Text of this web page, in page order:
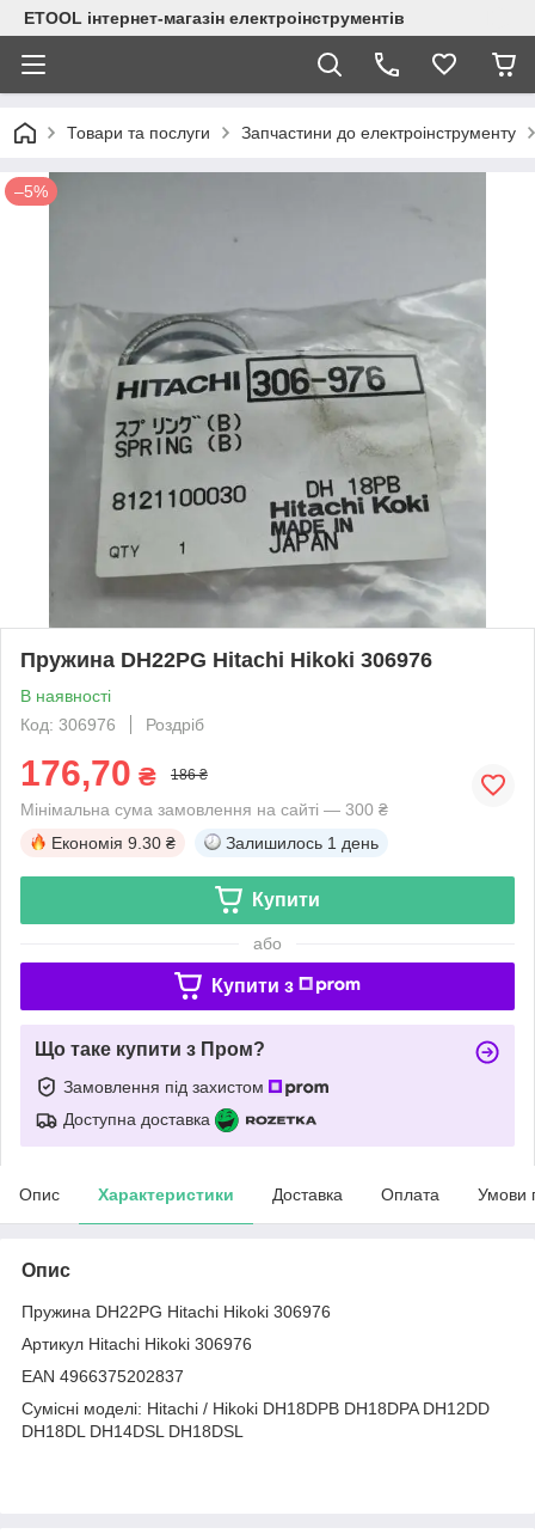
ETOOL інтернет-магазін електроінструментів
Товари та послуги Запчастини до електроінструменту
–5%
Пружина DH22PG Hitachi Hikoki 306976
В наявності
Код: 306976
Роздріб
176,70 ₴ 186 ₴
Мінімальна сума замовлення на сайті — 300 ₴
Економія 9.30 ₴ Залишилось 1 день
Купити
або
Купити з
Що таке купити з Пром?
Замовлення під захистом
Доступна доставка
Опис Характеристики Доставка Оплата Умови
Опис
Пружина DH22PG Hitachi Hikoki 306976
Артикул Hitachi Hikoki 306976
EAN 4966375202837
Сумісні моделі: Hitachi / Hikoki DH18DPB DH18DPA DH12DD
DH18DL DH14DSL DH18DSL